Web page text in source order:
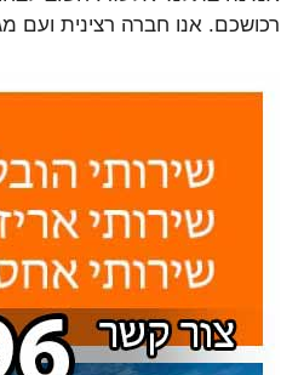
רכושכם. אנו חברה רצינית ועם